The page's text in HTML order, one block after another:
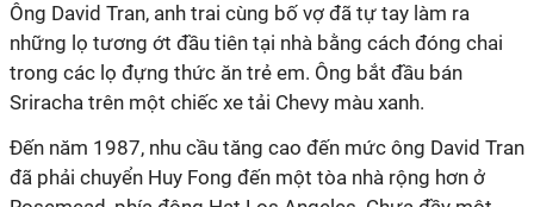
Ông David Tran, anh trai cùng bố vợ đã tự tay làm ra
những lọ tương ớt đầu tiên tại nhà bằng cách đóng chai
trong các lọ đựng thức ăn trẻ em. Ông bắt đầu bán
Sriracha trên một chiếc xe tải Chevy màu xanh.
Đến năm 1987, nhu cầu tăng cao đến mức ông David Tran
đã phải chuyển Huy Fong đến một tòa nhà rộng hơn ở